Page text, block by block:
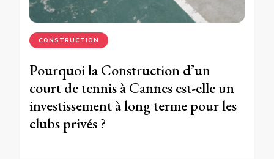
CONSTRUCTION
Pourquoi la Construction d’un
court de tennis à Cannes est-elle un
investissement à long terme pour les
clubs privés ?